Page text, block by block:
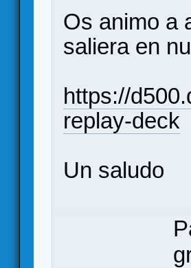
Os animo a
saliera en
https://
replay-deck
Un saludo